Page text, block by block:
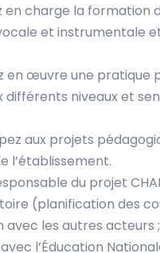
en charge la formation
et instrumentale
en œuvre une pratique
différents niveaux et
aux projets
l’établissement.
du projet
(planification des
les autres acteurs ;
l’Éducation